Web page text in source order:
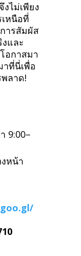
งไม่เพียง
หนือที่
ารสัมผัส
และ
อกาสมา
าที่นี่เพื่อ
ลาด!
9:00–
หน้า